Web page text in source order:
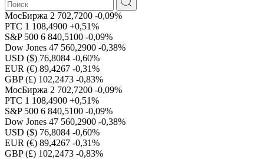
МосБиржа 2 702,7200 -0,09%
РТС 1 108,4900 +0,51%
S&P 500 6 840,5100 -0,09%
Dow Jones 47 560,2900 -0,38%
USD ($) 76,8084 -0,60%
EUR (€) 89,4267 -0,31%
GBP (£) 102,2473 -0,83%
МосБиржа 2 702,7200 -0,09%
РТС 1 108,4900 +0,51%
S&P 500 6 840,5100 -0,09%
Dow Jones 47 560,2900 -0,38%
USD ($) 76,8084 -0,60%
EUR (€) 89,4267 -0,31%
GBP (£) 102,2473 -0,83%